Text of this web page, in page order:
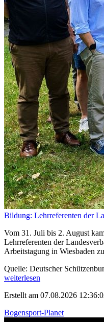
Bildung: Lehrreferenten der
Vom 31. Juli bis 2. August
Lehrreferenten der
Arbeitstagung in Wiesbaden
Quelle: Deutscher
weiterlesen
Erstellt am 07.08.2026
Bogensport-Planet